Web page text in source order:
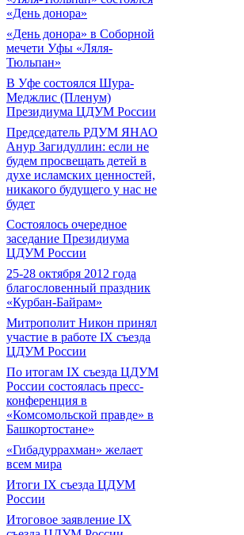
«День донора»
«День донора» в Соборной
мечети Уфы «Ляля-
Тюльпан»
В Уфе состоялся Шура-
Меджлис (Пленум)
Президиума ЦДУМ России
Председатель РДУМ ЯНАО
Анур Загидуллин: если не
будем просвещать детей в
духе исламских ценностей,
никакого будущего у нас не
будет
Состоялось очередное
заседание Президиума
ЦДУМ России
25-28 октября 2012 года
благословенный праздник
«Курбан-Байрам»
Митрополит Никон принял
участие в работе IX съезда
ЦДУМ России
По итогам IX съезда ЦДУМ
России состоялась пресс-
конференция в
«Комсомольской правде» в
Башкортостане»
«Гибадуррахман» желает
всем мира
Итоги IX cъезда ЦДУМ
России
Итоговое заявление IX